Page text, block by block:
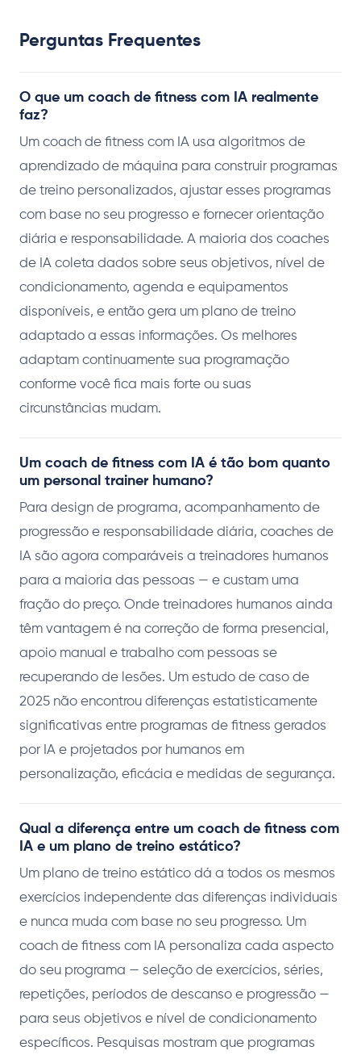
Perguntas Frequentes
O que um coach de fitness com IA realmente
faz?
Um coach de fitness com IA usa algoritmos de
aprendizado de máquina para construir programas
de treino personalizados, ajustar esses programas
com base no seu progresso e fornecer orientação
diária e responsabilidade. A maioria dos coaches
de IA coleta dados sobre seus objetivos, nível de
condicionamento, agenda e equipamentos
disponíveis, e então gera um plano de treino
adaptado a essas informações. Os melhores
adaptam continuamente sua programação
conforme você fica mais forte ou suas
circunstâncias mudam.
Um coach de fitness com IA é tão bom quanto
um personal trainer humano?
Para design de programa, acompanhamento de
progressão e responsabilidade diária, coaches de
IA são agora comparáveis a treinadores humanos
para a maioria das pessoas — e custam uma
fração do preço. Onde treinadores humanos ainda
têm vantagem é na correção de forma presencial,
apoio manual e trabalho com pessoas se
recuperando de lesões. Um estudo de caso de
2025 não encontrou diferenças estatisticamente
significativas entre programas de fitness gerados
por IA e projetados por humanos em
personalização, eficácia e medidas de segurança.
Qual a diferença entre um coach de fitness com
IA e um plano de treino estático?
Um plano de treino estático dá a todos os mesmos
exercícios independente das diferenças individuais
e nunca muda com base no seu progresso. Um
coach de fitness com IA personaliza cada aspecto
do seu programa — seleção de exercícios, séries,
repetições, períodos de descanso e progressão —
para seus objetivos e nível de condicionamento
específicos. Pesquisas mostram que programas